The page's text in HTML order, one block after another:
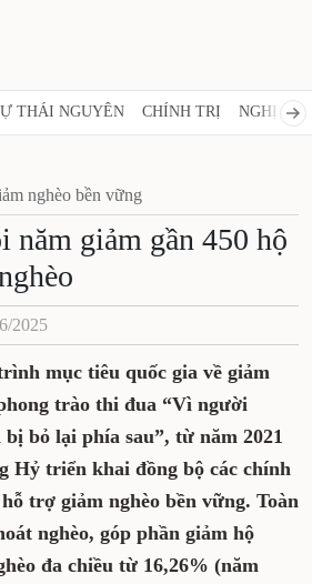
THÁI NGUYÊN CHÍNH TRỊ NGHỊ
nghèo bền vững
giảm gần 450 hộ
2025
mục tiêu quốc gia về giảm
trào thi đua “Vì người
bỏ lại phía sau”, từ năm 2021
Hỷ triển khai đồng bộ các chính
trợ giảm nghèo bền vững. Toàn
nghèo, góp phần giảm hộ
đa chiều từ 16,26% (năm